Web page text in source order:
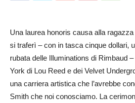
Una laurea honoris causa alla
si traferì – con in tasca cinque dollari,
rubata delle Illuminations di Rimbaud –
York di Lou Reed e dei Velvet
una carriera artistica che l’avrebbe
Smith che noi conosciamo. La